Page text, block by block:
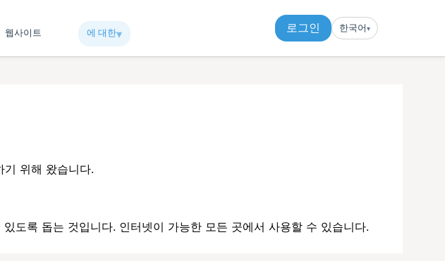
웹사이트 에 대한▾︎ 로그인 한국어▾︎
위해 왔습니다.
도록 돕는 것입니다. 인터넷이 가능한 모든 곳에서 사용할 수 있습니다.